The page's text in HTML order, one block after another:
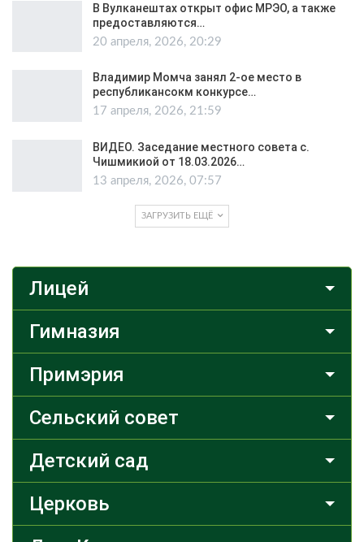
В Вулканештах открыт офис МРЭО, а также
предоставляются…
20 апреля, 2026, 20:29
Владимир Момча занял 2-ое место в
республикансокм конкурсе…
17 апреля, 2026, 21:59
ВИДЕО. Заседание местного совета с.
Чишмикиой от 18.03.2026…
13 апреля, 2026, 07:57
ЗАГРУЗИТЬ ЕЩЁ
Лицей
Гимназия
Примэрия
Сельский совет
Детский сад
Церковь